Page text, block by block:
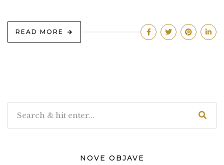
READ MORE
NOVE OBJAVE